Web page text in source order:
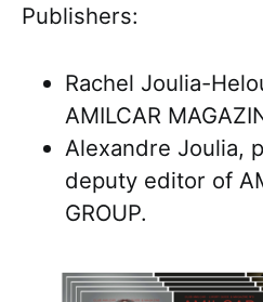
Publishers:
Rachel Joulia-
AMILCAR
Alexandre Joulia,
deputy editor of
GROUP.